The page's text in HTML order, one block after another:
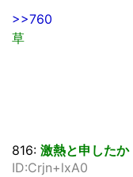
>>760
草
816: 激熱と申したか
ID:Crjn+lxA0